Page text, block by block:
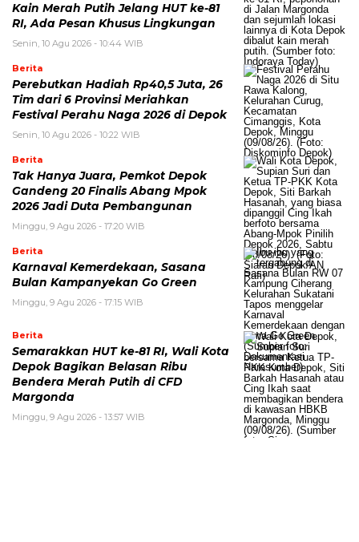
Kain Merah Putih Jelang HUT ke-81
RI, Ada Pesan Khusus Lingkungan
Senin, 10 Agu 2026 - 10:44 WIB
Berita
Perebutkan Hadiah Rp40,5 Juta, 26
Tim dari 6 Provinsi Meriahkan
Festival Perahu Naga 2026 di Depok
Senin, 10 Agu 2026 - 10:22 WIB
Berita
Tak Hanya Juara, Pemkot Depok
Gandeng 20 Finalis Abang Mpok
2026 Jadi Duta Pembangunan
Minggu, 9 Agu 2026 - 17:20 WIB
Berita
Karnaval Kemerdekaan, Sasana
Bulan Kampanyekan Go Green
Minggu, 9 Agu 2026 - 17:15 WIB
Berita
Semarakkan HUT ke-81 RI, Wali Kota
Depok Bagikan Belasan Ribu
Bendera Merah Putih di CFD
Margonda
Minggu, 9 Agu 2026 - 13:57 WIB